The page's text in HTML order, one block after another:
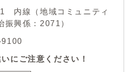
内線（地域コミュニティ
振興係：2071）
にご注意ください！